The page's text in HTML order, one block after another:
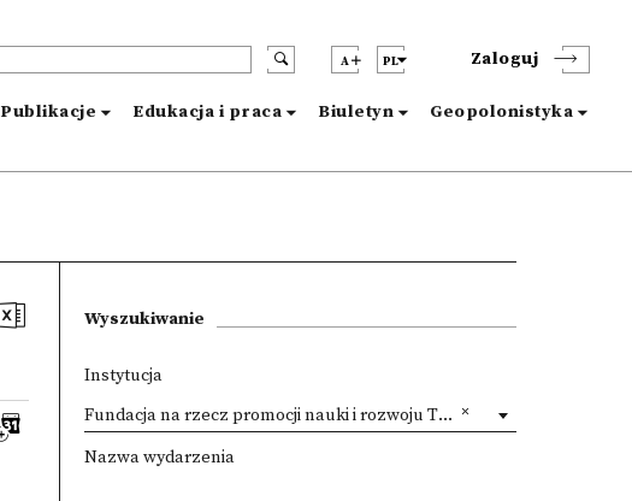
A PL Zaloguj
Publikacje Edukacja i praca Biuletyn Geopolonistyka
Wyszukiwanie
Instytucja
Fundacja na rzecz promocji nauki i rozwoju TYGIEL
Nazwa wydarzenia